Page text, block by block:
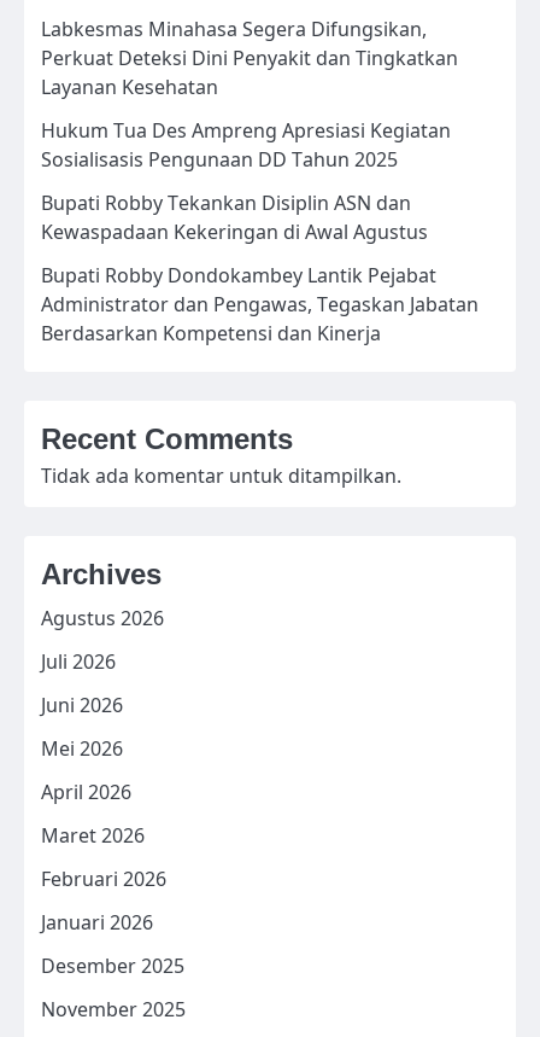
Labkesmas Minahasa Segera Difungsikan,
Perkuat Deteksi Dini Penyakit dan Tingkatkan
Layanan Kesehatan
Hukum Tua Des Ampreng Apresiasi Kegiatan
Sosialisasis Pengunaan DD Tahun 2025
Bupati Robby Tekankan Disiplin ASN dan
Kewaspadaan Kekeringan di Awal Agustus
Bupati Robby Dondokambey Lantik Pejabat
Administrator dan Pengawas, Tegaskan Jabatan
Berdasarkan Kompetensi dan Kinerja
Recent Comments
Tidak ada komentar untuk ditampilkan.
Archives
Agustus 2026
Juli 2026
Juni 2026
Mei 2026
April 2026
Maret 2026
Februari 2026
Januari 2026
Desember 2025
November 2025